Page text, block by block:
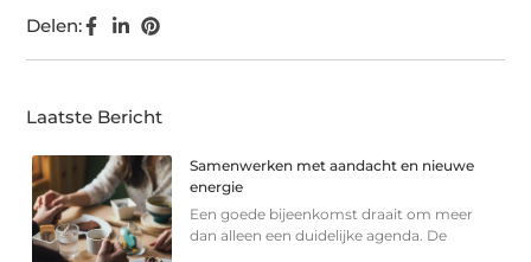
Delen:
Laatste Bericht
Samenwerken met aandacht en nieuwe
energie
Een goede bijeenkomst draait om meer
dan alleen een duidelijke agenda. De